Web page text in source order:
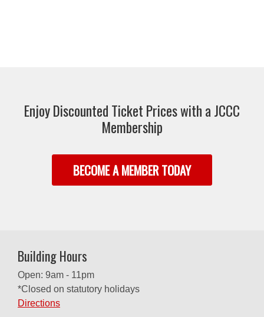
Enjoy Discounted Ticket Prices with a JCCC
Membership
BECOME A MEMBER TODAY
Building Hours
Open: 9am - 11pm
*Closed on statutory holidays
Directions